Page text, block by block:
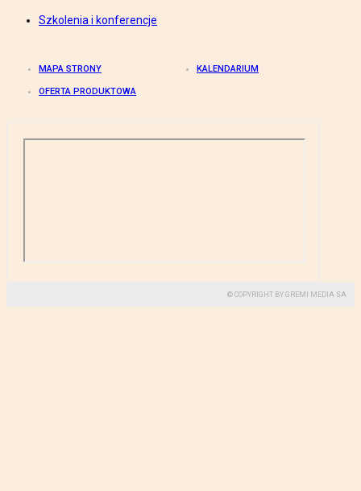
Szkolenia i konferencje
MAPA STRONY KALENDARIUM
OFERTA PRODUKTOWA
© COPYRIGHT BY GREMI MEDIA SA